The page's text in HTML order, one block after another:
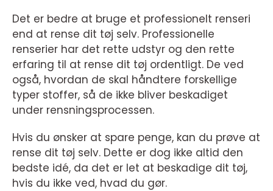
Det er bedre at bruge et professionelt renseri
end at rense dit tøj selv. Professionelle
renserier har det rette udstyr og den rette
erfaring til at rense dit tøj ordentligt. De ved
også, hvordan de skal håndtere forskellige
typer stoffer, så de ikke bliver beskadiget
under rensningsprocessen.
Hvis du ønsker at spare penge, kan du prøve at
rense dit tøj selv. Dette er dog ikke altid den
bedste idé, da det er let at beskadige dit tøj,
hvis du ikke ved, hvad du gør.